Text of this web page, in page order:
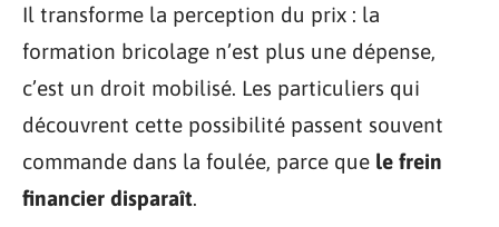
Il transforme la perception du prix : la
formation bricolage n’est plus une dépense,
c’est un droit mobilisé. Les particuliers qui
découvrent cette possibilité passent souvent
commande dans la foulée, parce que le frein
financier disparaît.